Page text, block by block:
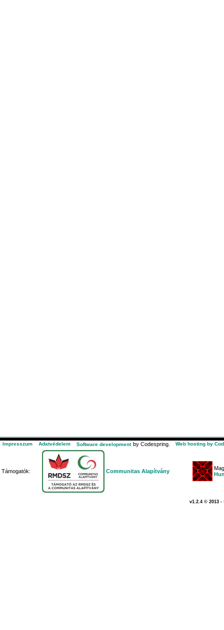
Impresszum Adatvédelem Software development by Codespring. Web hosting by
Támogatók: Communitas Alapítvány
v1.2.4 © 2013